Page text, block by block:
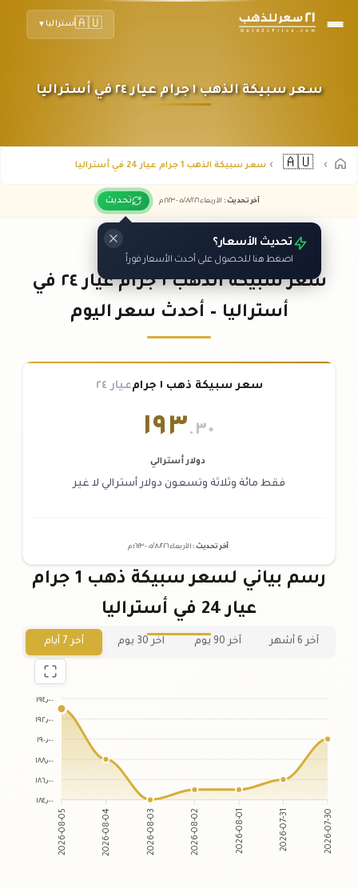
🇦🇺أستراليا ▼
سعر سبيكة الذهب ١ جرام عيار ٢٤ في أستراليا
🇦🇺 سعر سبيكة الذهب 1 جرام عيار 24 في أستراليا
آخر تحديث : الأربعاء ٠٥ /٠٨/٢٠٢٦ - ١٦:٢٣ م تحديث
تحديث الأسعار؟
اضغط هنا للحصول على أحدث الأسعار فوراً
سعر سبيكة الذهب ١ جرام عيار ٢٤ في
أستراليا – أحدث سعر اليوم
سعر سبيكة ذهب ١ جرام عيار ٢٤
١٩٣.٣٠
دولار أسترالي
فقط مائة وثلاثة وتسعون دولار أسترالي لا غير
آخر تحديث : الأربعاء ٠٥ /٠٨/٢٠٢٦ - ١٦:٢٣م
رسم بياني لسعر سبيكة ذهب 1 جرام
عيار 24 في أستراليا
آخر 6 أشهر آخر 90 يوم آخر 30 يوم آخر 7 أيام
١٩٤٫٠٠
١٩٢٫٠٠
١٩٠٫٠٠
١٨٨٫٠٠
١٨٦٫٠٠
١٨٤٫٠٠
2026-08-05 2026-08-04 2026-08-03 2026-08-02 2026-08-01 2026-07-31 2026-07-30